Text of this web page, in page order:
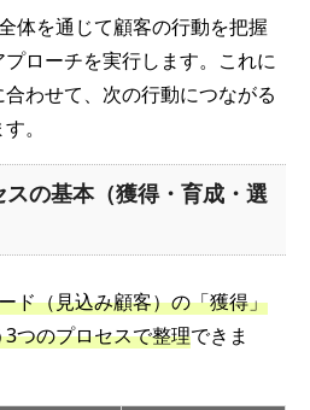
体を通じて顧客の行動を把握
ローチを実行します。これに
わせて、次の行動につながる
。
スの基本（獲得・育成・選
ド（見込み顧客）の「獲得」
つのプロセスで整理できま